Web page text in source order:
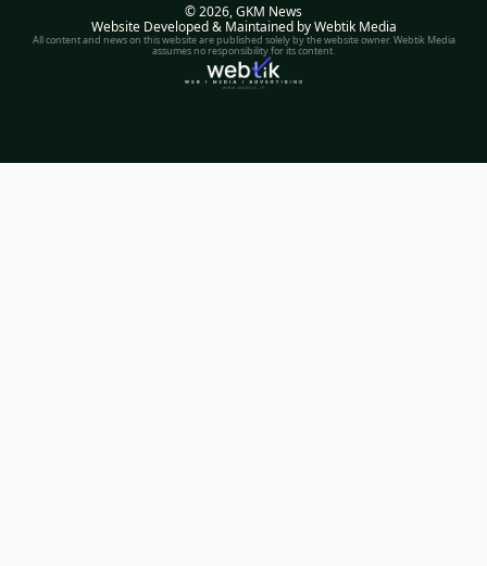
© 2026,GKM News
Website Developed & Maintained by Webtik Media
All content and news on this website are published solely by the website owner. Webtik Media
assumes no responsibility for its content.